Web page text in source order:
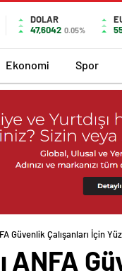
DOLAR
47,6042 0.05%
Ekonomi Spor
Güvenlik Çalışanları İçin
ANFA